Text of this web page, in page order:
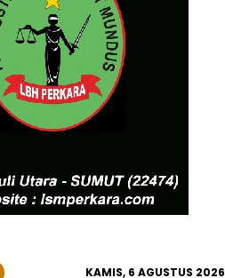
KAMIS, 6 AGUSTUS 2026